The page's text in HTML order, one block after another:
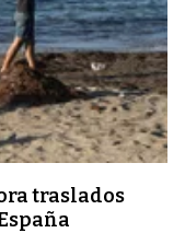
traslados